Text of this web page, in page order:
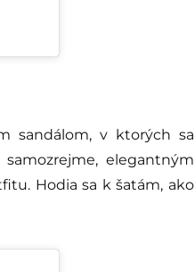
sandálom, v ktorých sa
elegantným
Hodia sa k šatám, ako